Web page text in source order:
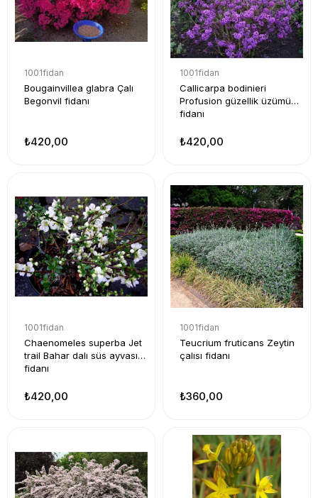
1001fidan
Bougainvillea glabra Çalı
Begonvil fidanı
₺420,00
1001fidan
Callicarpa bodinieri
Profusion güzellik üzümü
fidanı
₺420,00
1001fidan
Chaenomeles superba Jet
trail Bahar dalı süs ayvası
fidanı
₺420,00
1001fidan
Teucrium fruticans Zeytin
çalısı fidanı
₺360,00